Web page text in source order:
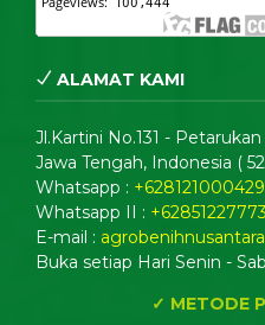
ALAMAT KAMI
Jl.Kartini No.131 -
Jawa Tengah, Indonesia (
Whatsapp :
Whatsapp II :
E-mail :
Buka setiap Hari Senin -
✓ METODE